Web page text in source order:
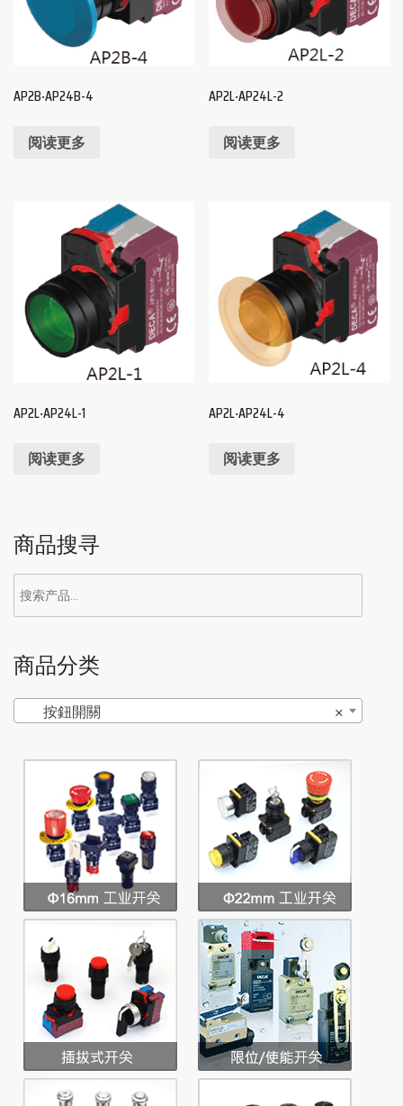
AP2B‧AP24B-4
阅读更多
AP2L‧AP24L-2
阅读更多
AP2L‧AP24L-1
阅读更多
AP2L‧AP24L-4
阅读更多
商品搜寻
商品分类
×
按鈕開關